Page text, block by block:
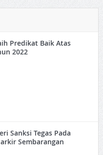
Predikat Baik Atas
2022
Sanksi Tegas Pada
Sembarangan